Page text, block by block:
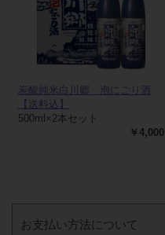
炭酸純米白川郷 泡にごり酒
【送料込】
500ml×2本セット
￥4,000
お支払い方法について